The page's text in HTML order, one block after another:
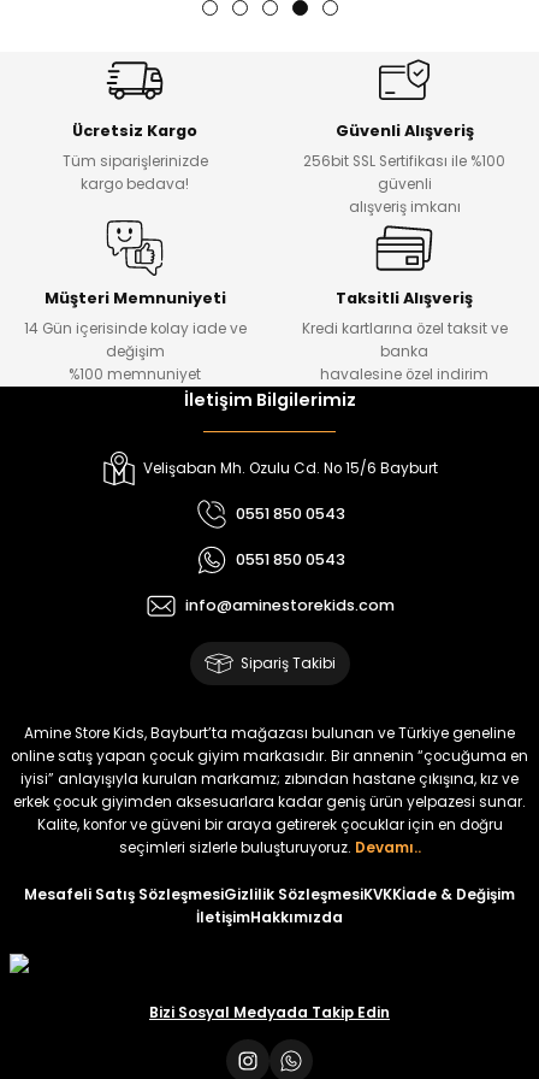
Ücretsiz Kargo
Tüm siparişlerinizde
kargo bedava!
Güvenli Alışveriş
256bit SSL Sertifikası ile %100
güvenli
alışveriş imkanı
Müşteri Memnuniyeti
14 Gün içerisinde kolay iade ve
değişim
%100 memnuniyet
Taksitli Alışveriş
Kredi kartlarına özel taksit ve
banka
havalesine özel indirim
İletişim Bilgilerimiz
Velişaban Mh. Ozulu Cd. No 15/6 Bayburt
0551 850 0543
0551 850 0543
info@aminestorekids.com
Sipariş Takibi
Amine Store Kids, Bayburt’ta mağazası bulunan ve Türkiye geneline
online satış yapan çocuk giyim markasıdır. Bir annenin “çocuğuma en
iyisi” anlayışıyla kurulan markamız; zıbından hastane çıkışına, kız ve
erkek çocuk giyimden aksesuarlara kadar geniş ürün yelpazesi sunar.
Kalite, konfor ve güveni bir araya getirerek çocuklar için en doğru
seçimleri sizlerle buluşturuyoruz. Devamı..
Mesafeli Satış SözleşmesiGizlilik SözleşmesiKVKKİade & Değişim
İletişimHakkımızda
Bizi Sosyal Medyada Takip Edin